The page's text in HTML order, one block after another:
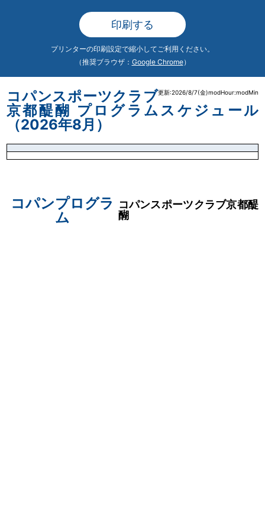
印刷する
プリンターの印刷設定で縮小してご利用ください。
（推奨ブラウザ： Google Chrome）
更新:2026/8/7(金)modHour:modMin
コパンスポーツクラブ
京都醍醐 プログラムスケジュール
（2026年8月）
コパンプログラ
ム
コパンスポーツクラブ京都醍
醐